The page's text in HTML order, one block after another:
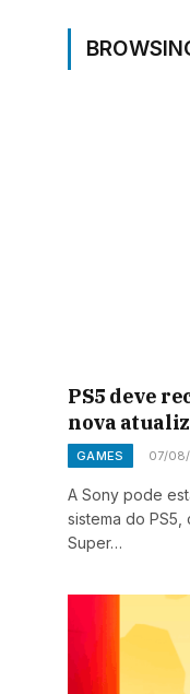
PS5 deve
nova
GAMES 07/
A Sony pode
sistema do PS5,
Super…